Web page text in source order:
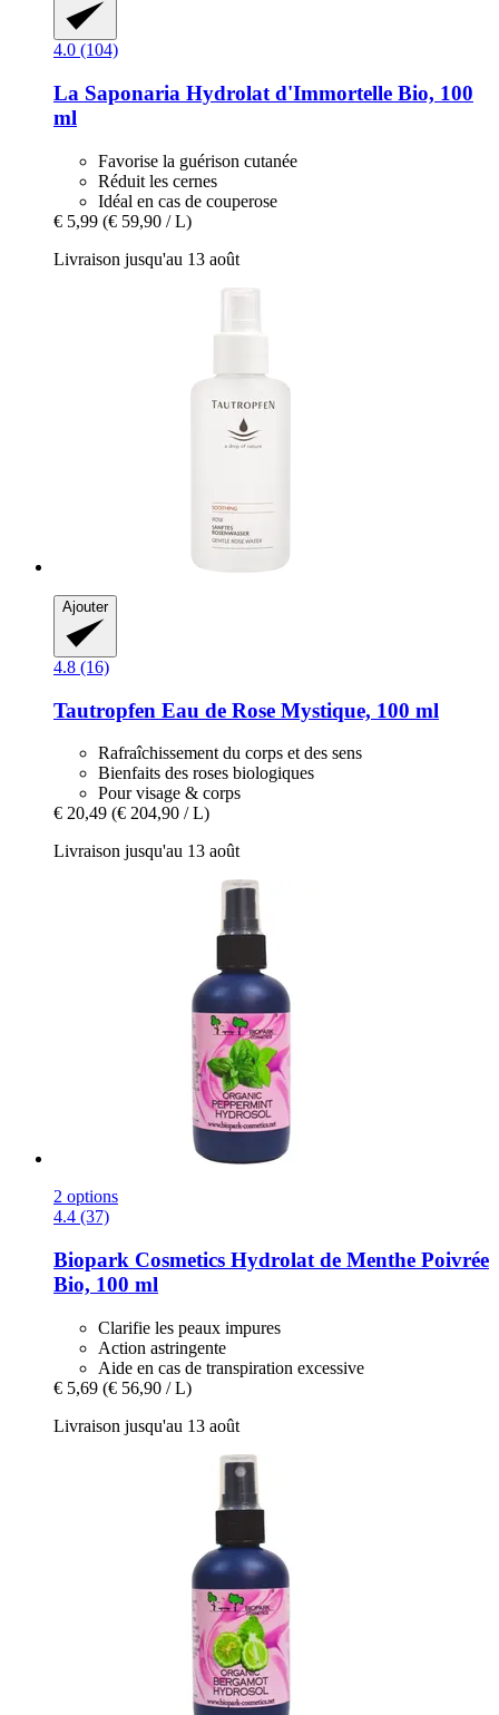
4.0 (104)
La Saponaria Hydrolat d'Immortelle Bio, 100
ml
Favorise la guérison cutanée
Réduit les cernes
Idéal en cas de couperose
€ 5,99 (€ 59,90 / L)
Livraison jusqu'au 13 août
Ajouter
4.8 (16)
Tautropfen Eau de Rose Mystique, 100 ml
Rafraîchissement du corps et des sens
Bienfaits des roses biologiques
Pour visage & corps
€ 20,49 (€ 204,90 / L)
Livraison jusqu'au 13 août
2 options
4.4 (37)
Biopark Cosmetics Hydrolat de Menthe Poivrée
Bio, 100 ml
Clarifie les peaux impures
Action astringente
Aide en cas de transpiration excessive
€ 5,69 (€ 56,90 / L)
Livraison jusqu'au 13 août